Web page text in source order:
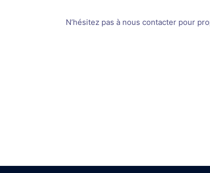
N’hésitez pas à nous contacter pour